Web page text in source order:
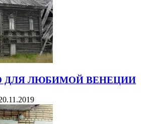
ДЛЯ ЛЮБИМОЙ ВЕНЕЦИИ